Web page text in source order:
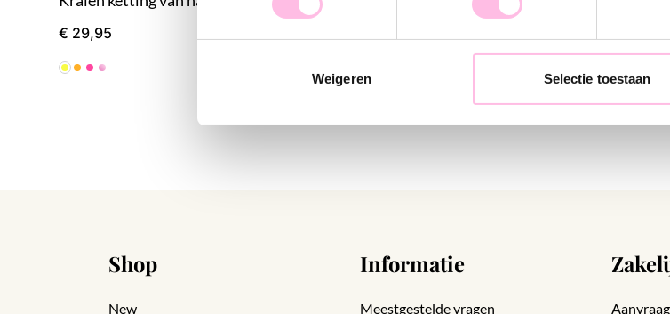
Weigeren Selectie toestaan
€ 29,95
Shop
New
Informatie
Meestgestelde vragen